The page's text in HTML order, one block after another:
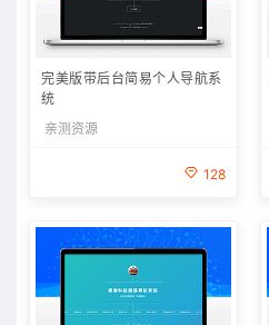
完美版带后台简易个人导航系
统
亲测资源
128